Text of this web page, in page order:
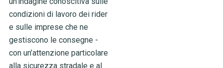
condizioni di lavoro dei rider
e sulle imprese che ne
gestiscono le consegne -
con un’attenzione particolare
alla sicurezza stradale e al